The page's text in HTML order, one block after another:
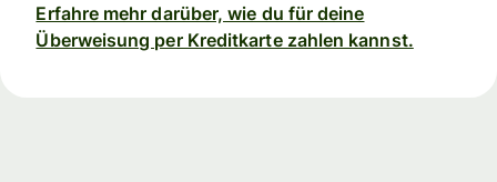
Erfahre mehr darüber, wie du für deine
Überweisung per Kreditkarte zahlen kannst.